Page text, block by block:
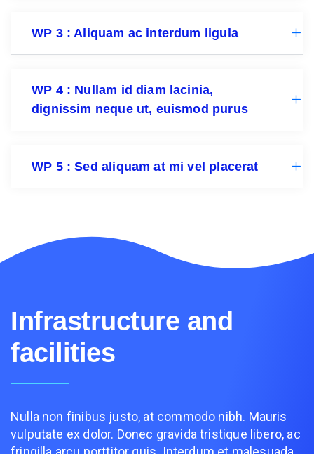
WP 3 : Aliquam ac interdum ligula
WP 4 : Nullam id diam lacinia,
dignissim neque ut, euismod purus
WP 5 : Sed aliquam at mi vel placerat
Infrastructure and
facilities
Nulla non finibus justo, at commodo nibh. Mauris
vulputate ex dolor. Donec gravida tristique libero, ac